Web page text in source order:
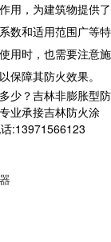
用，为建筑物提供了
数和适用范围广等特
用时，也需要注意施
保障其防火效果。
少？吉林非膨胀型防
业承接吉林防火涂
:13971566123